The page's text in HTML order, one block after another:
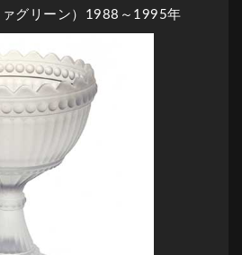
グリーン）1988～1995年